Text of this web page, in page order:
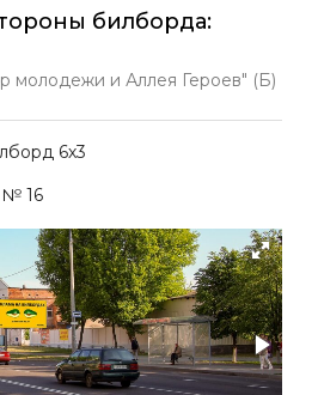
билборда:
молодежи и Аллея Героев" (Б)
6х3
№ 16